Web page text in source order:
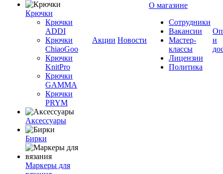
Крючки
Крючки
ADDI
Крючки
ChiaoGoo
Крючки
KnitPro
Крючки
GAMMA
Крючки
PRYM
Аксессуары
Бирки
Маркеры для
Акции Новости
О магазине
Сотрудники
Вакансии
Мастер-
классы
Лицензии
Политика
и